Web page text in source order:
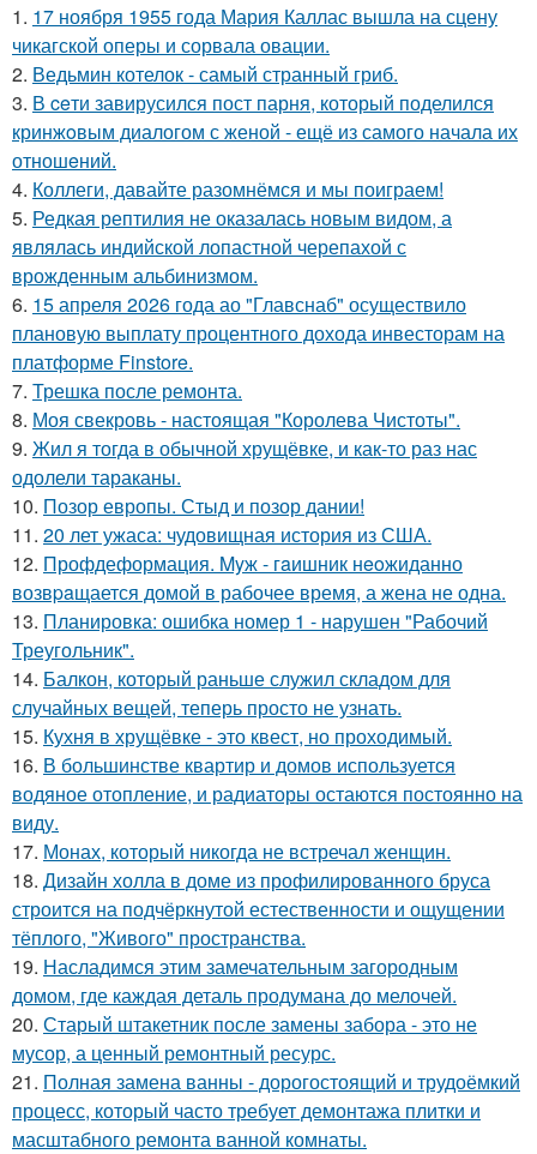
1. 17 ноября 1955 года Мария Каллас вышла на сцену
чикагской оперы и сорвала овации.
2. Ведьмин котелок - самый странный гриб.
3. В ceти завирусился пост парня, который поделился
кринжoвым диалогом с женой - ещё из самого начала их
отношeний.
4. Коллеги, давайте разомнёмся и мы поиграем!
5. Редкая рептилия не оказалась новым видом, а
являлась индийской лопастной черепахой с
врожденным альбинизмом.
6. 15 апреля 2026 года ао "Главснаб" осуществило
плановую выплату процентного дохода инвесторам на
платформе Finstore.
7. Трешка после ремонта.
8. Моя свекровь - настоящая "Королева Чистоты".
9. Жил я тогда в обычной хрущёвке, и как-то раз нас
одолели тараканы.
10. Позор европы. Стыд и позор дании!
11. 20 лет ужаса: чудовищная история из США.
12. Профдеформация. Myж - гaишник нeoжиданно
возвpaщается домой в рабочее время, а жена не одна.
13. Планировка: ошибка номер 1 - нарушен "Рабочий
Треугольник".
14. Балкон, который раньше служил складом для
случайных вещей, теперь просто не узнать.
15. Кухня в хрущёвке - это квест, но проходимый.
16. В большинстве квартир и домов используется
водяное отопление, и радиаторы остаются постоянно на
виду.
17. Монах, который никогда не встречал женщин.
18. Дизайн холла в доме из профилированного бруса
строится на подчёркнутой естественности и ощущении
тёплого, "Живого" пространства.
19. Насладимся этим замечательным загородным
домом, где каждая деталь продумана до мелочей.
20. Старый штакетник после замены забора - это не
мусор, а ценный ремонтный ресурс.
21. Полная замена ванны - дорогостоящий и трудоёмкий
процесс, который часто требует демонтажа плитки и
масштабного ремонта ванной комнаты.